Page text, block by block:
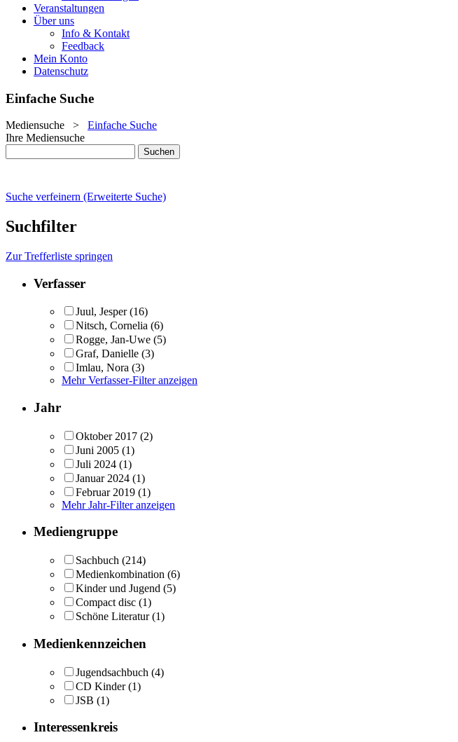
Veranstaltungen
Über uns
Info & Kontakt
Feedback
Mein Konto
Datenschutz
Einfache Suche
Mediensuche > Einfache Suche
Ihre Mediensuche
Suche verfeinern (Erweiterte Suche)
Suchfilter
Zur Trefferliste springen
Verfasser
Juul, Jesper (16)
Nitsch, Cornelia (6)
Rogge, Jan-Uwe (5)
Graf, Danielle (3)
Imlau, Nora (3)
Mehr Verfasser-Filter anzeigen
Jahr
Oktober 2017 (2)
Juni 2005 (1)
Juli 2024 (1)
Januar 2024 (1)
Februar 2019 (1)
Mehr Jahr-Filter anzeigen
Mediengruppe
Sachbuch (214)
Medienkombination (6)
Kinder und Jugend (5)
Compact disc (1)
Schöne Literatur (1)
Medienkennzeichen
Jugendsachbuch (4)
CD Kinder (1)
JSB (1)
Interessenkreis